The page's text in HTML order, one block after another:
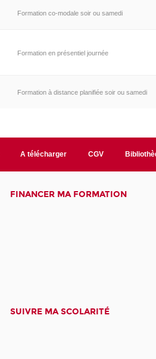
Formation co-modale soir ou samedi
Formation en présentiel journée
Formation à distance planifiée soir ou samedi
A télécharger CGV
FINANCER MA FORMATION
SUIVRE MA SCOLARITÉ